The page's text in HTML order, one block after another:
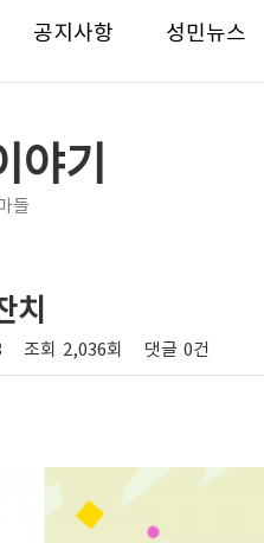
공지사항 성민뉴스
야기
들
치
조회 2,036회 댓글 0건